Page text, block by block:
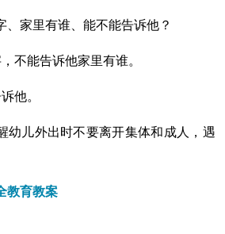
、家里有谁、能不能告诉他？
不能告诉他家里有谁。
他。
幼儿外出时不要离开集体和成人，遇
教育教案